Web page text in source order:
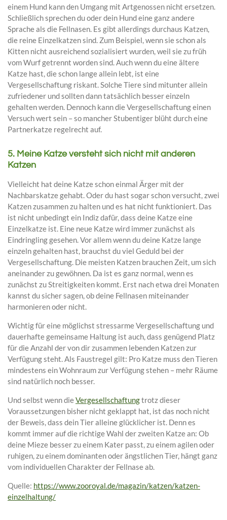
einem Hund kann den Umgang mit Artgenossen nicht ersetzen.
Schließlich sprechen du oder dein Hund eine ganz andere
Sprache als die Fellnasen. Es gibt allerdings durchaus Katzen,
die reine Einzelkatzen sind. Zum Beispiel, wenn sie schon als
Kitten nicht ausreichend sozialisiert wurden, weil sie zu früh
vom Wurf getrennt worden sind. Auch wenn du eine ältere
Katze hast, die schon lange allein lebt, ist eine
Vergesellschaftung riskant. Solche Tiere sind mitunter allein
zufriedener und sollten dann tatsächlich besser einzeln
gehalten werden. Dennoch kann die Vergesellschaftung einen
Versuch wert sein – so mancher Stubentiger blüht durch eine
Partnerkatze regelrecht auf.
5. Meine Katze versteht sich nicht mit anderen
Katzen
Vielleicht hat deine Katze schon einmal Ärger mit der
Nachbarskatze gehabt. Oder du hast sogar schon versucht, zwei
Katzen zusammen zu halten und es hat nicht funktioniert. Das
ist nicht unbedingt ein Indiz dafür, dass deine Katze eine
Einzelkatze ist. Eine neue Katze wird immer zunächst als
Eindringling gesehen. Vor allem wenn du deine Katze lange
einzeln gehalten hast, brauchst du viel Geduld bei der
Vergesellschaftung. Die meisten Katzen brauchen Zeit, um sich
aneinander zu gewöhnen. Da ist es ganz normal, wenn es
zunächst zu Streitigkeiten kommt. Erst nach etwa drei Monaten
kannst du sicher sagen, ob deine Fellnasen miteinander
harmonieren oder nicht.
Wichtig für eine möglichst stressarme Vergesellschaftung und
dauerhafte gemeinsame Haltung ist auch, dass genügend Platz
für die Anzahl der von dir zusammen lebenden Katzen zur
Verfügung steht. Als Faustregel gilt: Pro Katze muss den Tieren
mindestens ein Wohnraum zur Verfügung stehen – mehr Räume
sind natürlich noch besser.
Und selbst wenn dieVergesellschaftungtrotz dieser
Voraussetzungen bisher nicht geklappt hat, ist das noch nicht
der Beweis, dass dein Tier alleine glücklicher ist. Denn es
kommt immer auf die richtige Wahl der zweiten Katze an: Ob
deine Mieze besser zu einem Kater passt, zu einem agilen oder
ruhigen, zu einem dominanten oder ängstlichen Tier, hängt ganz
vom individuellen Charakter der Fellnase ab.
Quelle: https://www.zooroyal.de/magazin/katzen/katzen-
einzelhaltung/